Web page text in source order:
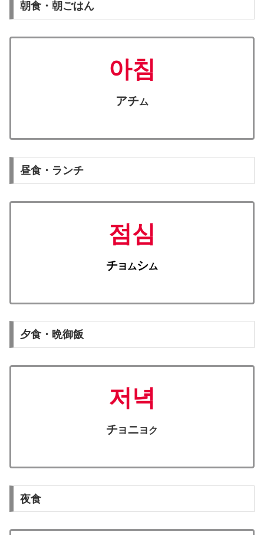
朝食・朝ごはん
아침
アチム
昼食・ランチ
점심
チヨムシム
夕食・晩御飯
저녁
チヨニヨク
夜食